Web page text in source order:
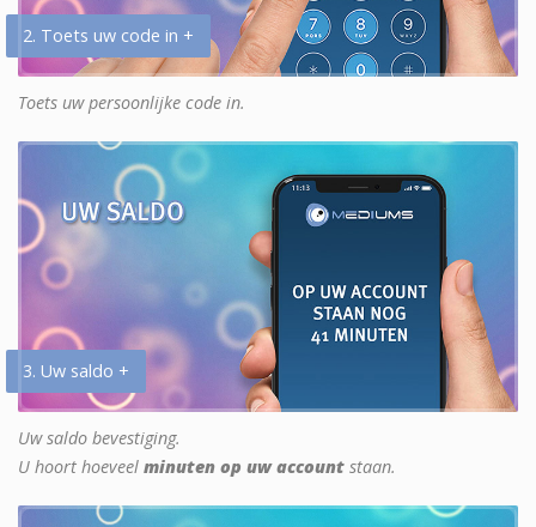
2. Toets uw code in +
Toets uw persoonlijke code in.
3. Uw saldo +
Uw saldo bevestiging.
U hoort hoeveel minuten op uw account staan.